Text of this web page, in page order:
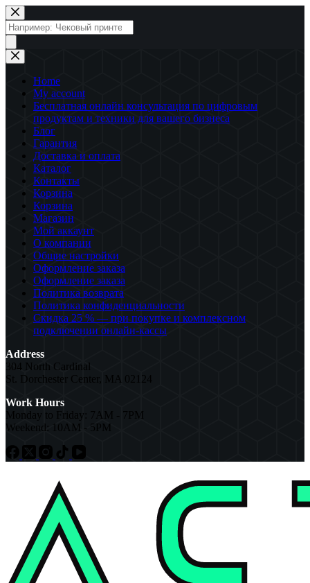
Перейти
к
сути
Поиск
товаров
Home
My account
Бесплатная онлайн консультация по цифровым
продуктам и техники для вашего бизнеса
Блог
Гарантия
Доставка и оплата
Каталог
Контакты
Корзина
Корзина
Магазин
Мой аккаунт
О компании
Общие настройки
Оформление заказа
Оформление заказа
Политика возврата
Политика конфиденциальности
Скидка 25 % — при покупке и комплексном
подключении онлайн-кассы
Address
304 North Cardinal
St. Dorchester Center, MA 02124
Work Hours
Monday to Friday: 7AM - 7PM
Weekend: 10AM - 5PM